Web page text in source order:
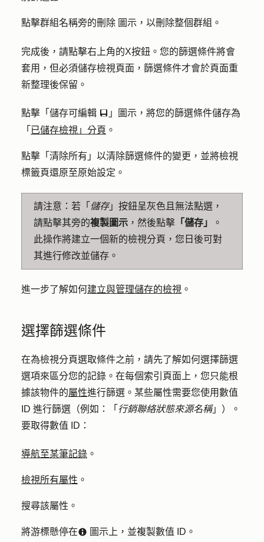
點擊群組名稱旁的刪除 圖示 ，以刪除整個群組。
完成後，請點擊右上角的X按鈕。您的篩選條件將會
套用，但必須儲存檢視頁面，篩選條件才會於頁面重
新整理後保留。
點擊「 儲存可編輯 saveEditableView 」 圖示 ，將您的篩選條件儲存為
「 已儲存檢視」分頁 。
點擊「 清除所有 」以清除篩選條件的變更，並將檢視
標籤頁還原至原始設定。
請注意： 若「 儲存」按鈕呈灰色且無法點選，
請點擊其旁的複製圖示 ，然後點擊 「儲存」
。
此操作將建立一個新的檢視分頁，您日後可對
其進行修改並儲存。
進一步了解如何建立與管理儲存的檢視 。
選擇篩選條件
在為檢視分頁選取條件之前，請先了解如何選擇篩選
選項來區分您的記錄。在每個索引頁面上，您只能根
據該物件的屬性進行篩選。某些屬性需要您使用數值
ID 進行篩選（例如：「 行銷聯絡狀態來源名稱」）。
要取得數值 ID：
導航至某筆記錄 。
檢視所有屬性 。
搜尋該屬性 。
將游標懸停在infoCircleIcon 圖示上 ，並複製數值 ID 。